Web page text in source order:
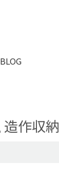
BLOG
造作収納